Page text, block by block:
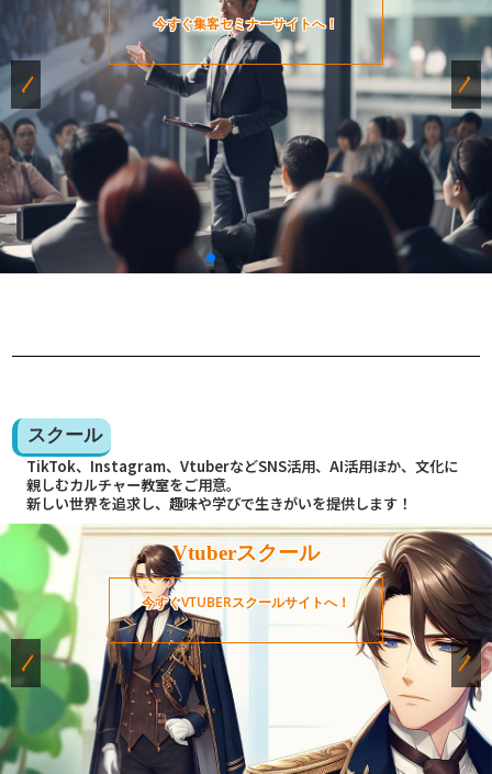
今すぐ集客セミナーサイトへ！
スクール
TikTok、Instagram、VtuberなどSNS活用、AI活用ほか、文化に
親しむカルチャー教室をご用意。
新しい世界を追求し、趣味や学びで生きがいを提供します！
Vtuberスクール
今すぐVTUBERスクールサイトへ！